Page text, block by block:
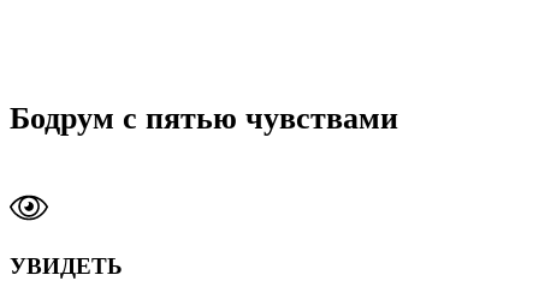
Бодрум с пятью чувствами
УВИДЕТЬ